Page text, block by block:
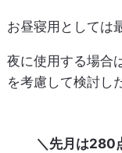
お昼寝用としては
夜に使用する場合
を考慮して検討し
＼先月は280